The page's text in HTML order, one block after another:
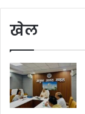
खेल